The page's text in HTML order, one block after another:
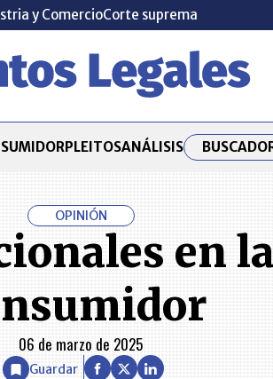
y ComercioCorte suprema
PLEITOSANÁLISIS
OPINIÓN
en
06 de marzo de 2025
Guardar